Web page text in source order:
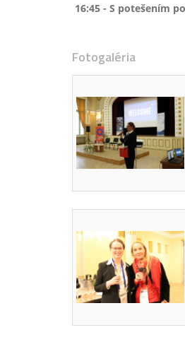
16:45 - S potešením
Fotogaléria